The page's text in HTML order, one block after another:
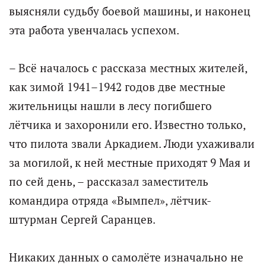
выясняли судьбу боевой машины, и наконец
эта работа увенчалась успехом.
– Всё началось с рассказа местных жителей,
как зимой 1941–1942 годов две местные
жительницы нашли в лесу погибшего
лётчика и захоронили его. Известно только,
что пилота звали Аркадием. Люди ухаживали
за могилой, к ней местные приходят 9 Мая и
по сей день, – рассказал заместитель
командира отряда «Вымпел», лётчик-
штурман Сергей Саранцев.
Никаких данных о самолёте изначально не